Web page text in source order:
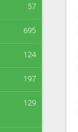
57
695
124
197
129